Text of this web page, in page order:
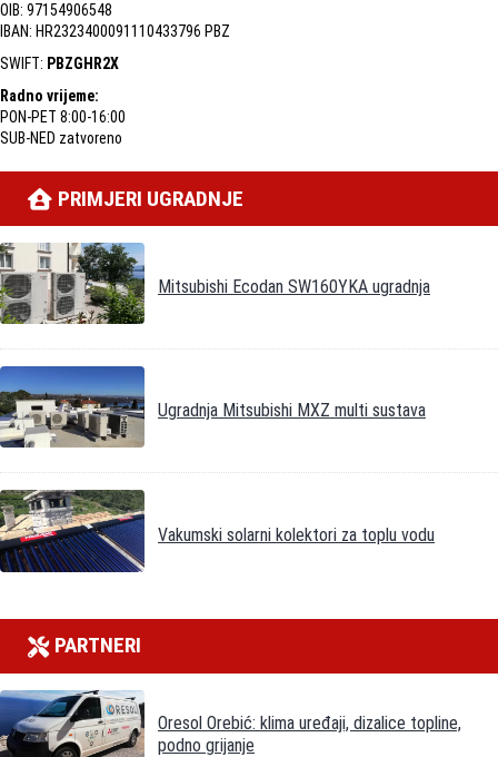
OIB: 97154906548
IBAN: HR2323400091110433796 PBZ
SWIFT: PBZGHR2X
Radno vrijeme:
PON-PET 8:00-16:00
SUB-NED zatvoreno
PRIMJERI UGRADNJE
Mitsubishi Ecodan SW160YKA ugradnja
Ugradnja Mitsubishi MXZ multi sustava
Vakumski solarni kolektori za toplu vodu
PARTNERI
Oresol Orebić: klima uređaji, dizalice topline,
podno grijanje